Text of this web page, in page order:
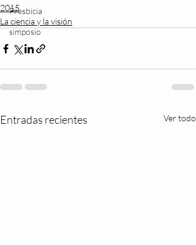
Presbicia
simposio
2015
La ciencia y la visión
Entradas recientes Ver todo